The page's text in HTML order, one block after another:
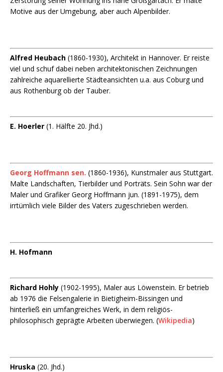
Motive aus der Umgebung, aber auch Alpenbilder.
Alfred Heubach (1860-1930), Architekt in Hannover. Er reiste
viel und schuf dabei neben architektonischen Zeichnungen
zahlreiche aquarellierte Städteansichten u.a. aus Coburg und
aus Rothenburg ob der Tauber.
E. Hoerler (1. Hälfte 20. Jhd.)
Georg Hoffmann sen. (1860-1936), Kunstmaler aus Stuttgart.
Malte Landschaften, Tierbilder und Porträts. Sein Sohn war der
Maler und Grafiker Georg Hoffmann jun. (1891-1975), dem
irrtümlich viele Bilder des Vaters zugeschrieben werden.
H. Hofmann
Richard Hohly (1902-1995), Maler aus Löwenstein. Er betrieb
ab 1976 die Felsengalerie in Bietigheim-Bissingen und
hinterließ ein umfangreiches Werk, in dem religiös-
philosophisch geprägte Arbeiten überwiegen. (Wikipedia)
Hruska (20. Jhd.)